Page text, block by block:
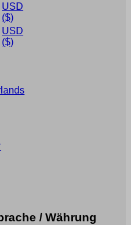
USD
($)
USD
($)
/ Währung